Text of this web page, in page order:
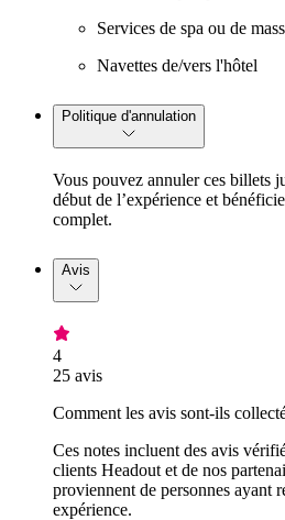
Services de spa ou de
Navettes de/vers l'hôtel
Politique d'annulation
Vous pouvez annuler ces billets
début de l’expérience et
complet.
Avis
4
25 avis
Comment les avis sont-ils
Ces notes incluent des avis
clients Headout et de nos
proviennent de personnes ayant
expérience.